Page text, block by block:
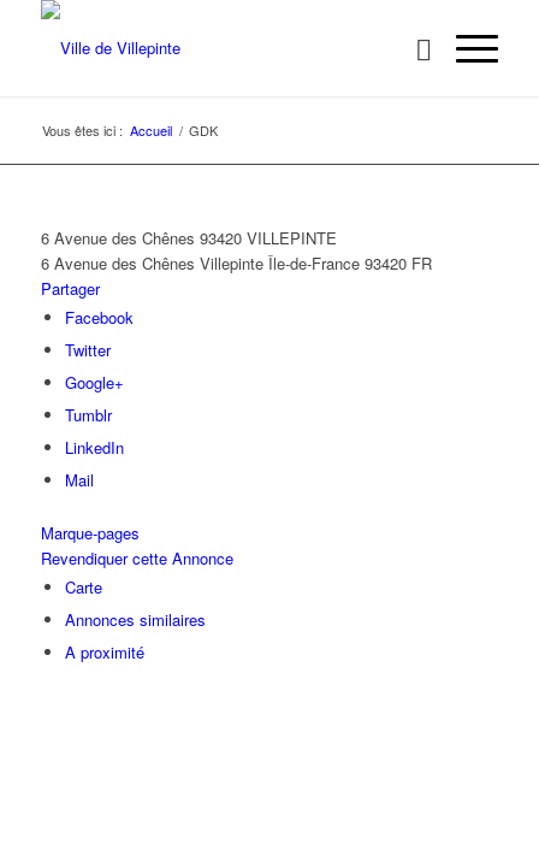
Vous êtes ici : Accueil / GDK
6 Avenue des Chênes 93420 VILLEPINTE
6 Avenue des Chênes Villepinte Île-de-France 93420 FR
Partager
Facebook
Twitter
Google+
Tumblr
LinkedIn
Mail
Marque-pages
Revendiquer cette Annonce
Carte
Annonces similaires
A proximité